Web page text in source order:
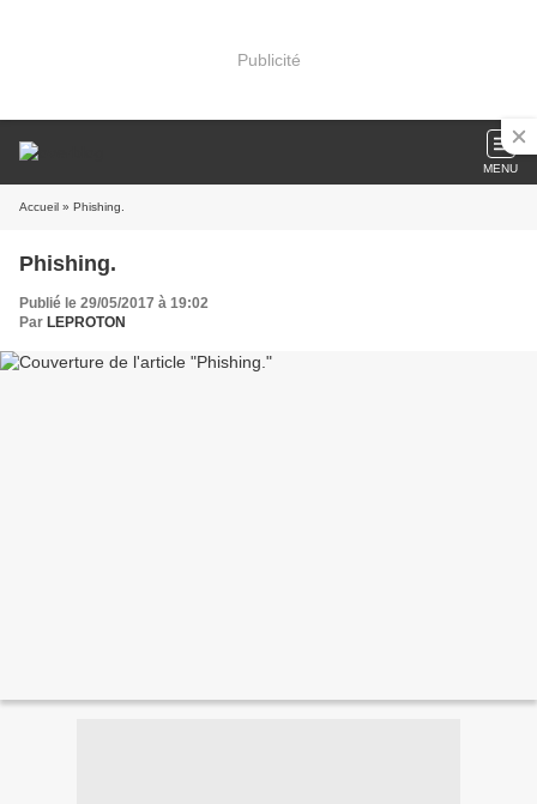
Publicité
MENU
Accueil » Phishing.
Phishing.
Publié le 29/05/2017 à 19:02
Par LEPROTON